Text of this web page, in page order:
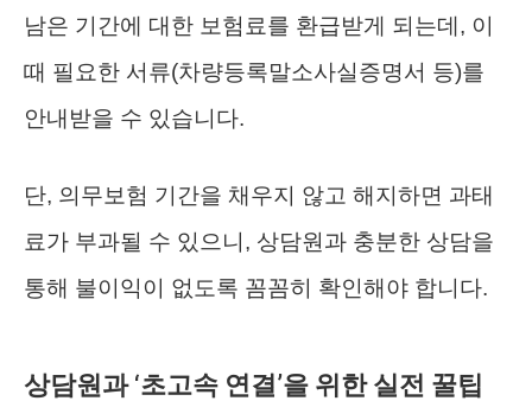
남은 기간에 대한 보험료를 환급받게 되는데, 이
때 필요한 서류(차량등록말소사실증명서 등)를
안내받을 수 있습니다.
단, 의무보험 기간을 채우지 않고 해지하면 과태
료가 부과될 수 있으니, 상담원과 충분한 상담을
통해 불이익이 없도록 꼼꼼히 확인해야 합니다.
상담원과 ‘초고속 연결’을 위한 실전 꿀팁